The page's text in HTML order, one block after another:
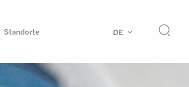
Standorte DE